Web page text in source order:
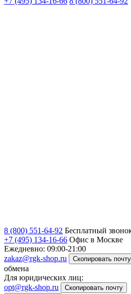
8 (800) 551-64-92 Бесплатный
+7 (495) 134-16-66 Офис в Москве
Ежедневно: 09:00-21:00
zakaz@rgk-shop.ru
Скопировать почту
обмена
Для юридических лиц:
opt@rgk-shop.ru
Скопировать почту